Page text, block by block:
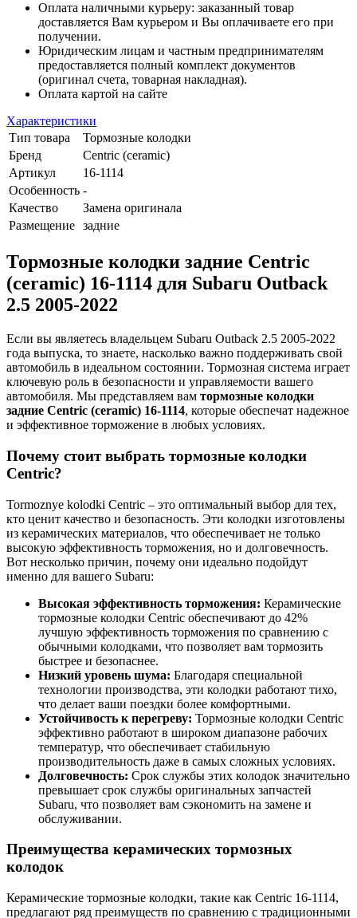
Оплата наличными курьеру: заказанный товар
доставляется Вам курьером и Вы оплачиваете его при
получении.
Юридическим лицам и частным предпринимателям
предоставляется полный комплект документов
(оригинал счета, товарная накладная).
Оплата картой на сайте
Характеристики
Тип товара
Тормозные колодки
Бренд
Centric (ceramic)
Артикул
16-1114
Особенность -
Качество
Замена оригинала
Размещение задние
Тормозные колодки задние Centric
(ceramic) 16-1114 для Subaru Outback
2.5 2005-2022
Если вы являетесь владельцем Subaru Outback 2.5 2005-2022
года выпуска, то знаете, насколько важно поддерживать свой
автомобиль в идеальном состоянии. Тормозная система играет
ключевую роль в безопасности и управляемости вашего
автомобиля. Мы представляем вам тормозные колодки
задние Centric (ceramic) 16-1114, которые обеспечат надежное
и эффективное торможение в любых условиях.
Почему стоит выбрать тормозные колодки
Centric?
Tormoznye kolodki Centric – это оптимальный выбор для тех,
кто ценит качество и безопасность. Эти колодки изготовлены
из керамических материалов, что обеспечивает не только
высокую эффективность торможения, но и долговечность.
Вот несколько причин, почему они идеально подойдут
именно для вашего Subaru:
Высокая эффективность торможения: Керамические
тормозные колодки Centric обеспечивают до 42%
лучшую эффективность торможения по сравнению с
обычными колодками, что позволяет вам тормозить
быстрее и безопаснее.
Низкий уровень шума: Благодаря специальной
технологии производства, эти колодки работают тихо,
что делает ваши поездки более комфортными.
Устойчивость к перегреву: Тормозные колодки Centric
эффективно работают в широком диапазоне рабочих
температур, что обеспечивает стабильную
производительность даже в самых сложных условиях.
Долговечность: Срок службы этих колодок значительно
превышает срок службы оригинальных запчастей
Subaru, что позволяет вам сэкономить на замене и
обслуживании.
Преимущества керамических тормозных
колодок
Керамические тормозные колодки, такие как Centric 16-1114,
предлагают ряд преимуществ по сравнению с традиционными